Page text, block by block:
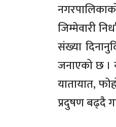
जिम्मेवारी
संख्या
जनाएको छ ।
यातायात,
प्रदुषण बढ्दै